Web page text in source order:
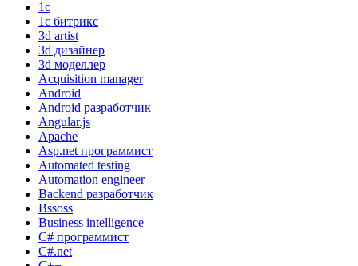
1с
1с битрикс
3d artist
3d дизайнер
3d моделлер
Acquisition manager
Android
Android разработчик
Angular.js
Apache
Asp.net программист
Automated testing
Automation engineer
Backend разработчик
Bssoss
Business intelligence
C# программист
C#.net